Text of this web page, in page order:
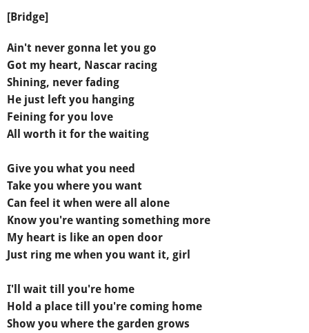
[Bridge]
Ain't never gonna let you go
Got my heart, Nascar racing
Shining, never fading
He just left you hanging
Feining for you love
All worth it for the waiting
Give you what you need
Take you where you want
Can feel it when were all alone
Know you're wanting something more
My heart is like an open door
Just ring me when you want it, girl
I'll wait till you're home
Hold a place till you're coming home
Show you where the garden grows